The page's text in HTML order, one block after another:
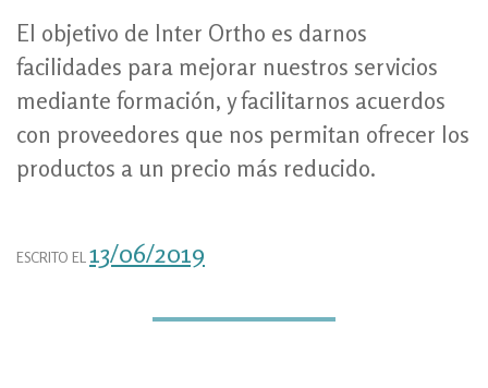
El objetivo de Inter Ortho es darnos
facilidades para mejorar nuestros servicios
mediante formación, y facilitarnos acuerdos
con proveedores que nos permitan ofrecer los
productos a un precio más reducido.
ESCRITO EL 13/06/2019